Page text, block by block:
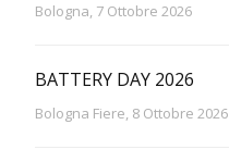
Bologna, 7 Ottobre 2026
BATTERY DAY 2026
Bologna Fiere, 8 Ottobre 2026